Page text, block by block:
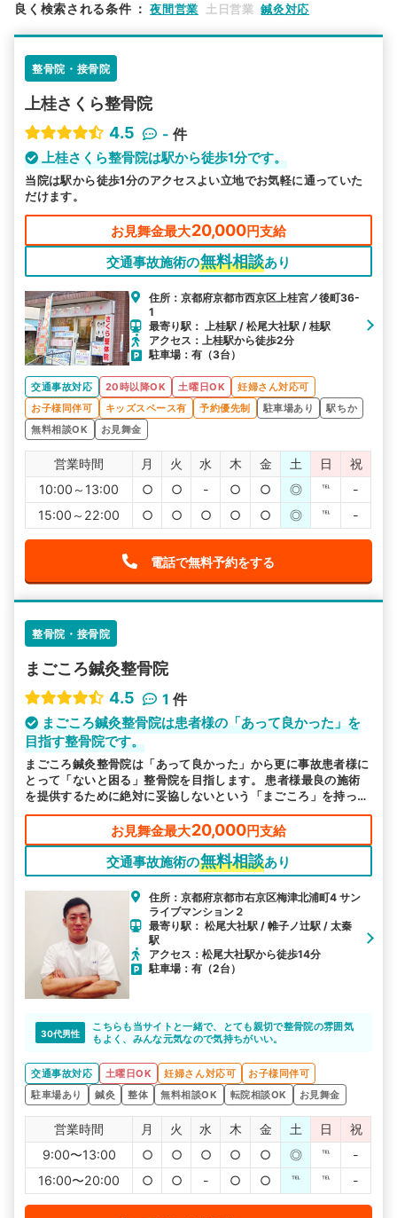
検索する
駅から探す 院名から探す
良く検索される条件 ： 夜間営業 土日営業 鍼灸対応
整骨院・接骨院
上桂さくら整⾻院
4.5
- 件
上桂さくら整⾻院は駅から徒歩1分です。
当院は駅から徒歩1分のアクセスよい立地でお気軽に通っていた
だけます。
お見舞金最大20,000円支給
交通事故施術の無料相談あり
住所：京都府京都市西京区上桂宮ノ後町36-
1
最寄り駅： 上桂駅 / 松尾大社駅 / 桂駅
アクセス：上桂駅から徒歩2分
駐車場：有（3台）
交通事故対応 20時以降OK 土曜日OK
妊婦さん対応可
お子様同伴可
キッズスペース有 予約優先制 駐車場あり
駅ちか
無料相談OK
お見舞金
営業時間 月 火 水 木 金 土 日
祝
10:00～13:00
○ ○ - ○ ○ ◎ ℡
-
15:00～22:00
○ ○ ○ ○ ○ ◎ ℡ -
電話で無料予約をする
整骨院・接骨院
まごころ鍼灸整骨院
4.5
1 件
まごころ鍼灸整骨院は患者様の「あって良かった」を
目指す整骨院です。
まごころ鍼灸整骨院は「あって良かった」から更に事故患者様に
とって「ないと困る」整骨院を目指します。 患者様最良の施術
を提供するために絶対に妥協しないという「まごころ」を持った
整骨院です。
お見舞金最大20,000円支給
交通事故施術の無料相談あり
住所：京都府京都市右京区梅津北浦町4 サン
ライブマンション２
最寄り駅： 松尾大社駅 / 帷子ノ辻駅 / 太秦
駅
アクセス：松尾大社駅から徒歩14分
駐車場：有（2台）
30代男性
こちらも当サイトと一緒で、とても親切で整骨院の雰囲気
もよく、みんな元気なので気持ちがいい。
交通事故対応 土曜日OK 妊婦さん対応可
お子様同伴可
駐車場あり
鍼灸 整体 無料相談OK 転院相談OK お見舞金
営業時間 月 火 水 木 金 土 日
祝
9:00〜13:00
○ ○ ○ ○ ○ ◎ ℡
-
16:00〜20:00
○ ○ - ○ ○ ℡ ℡ -